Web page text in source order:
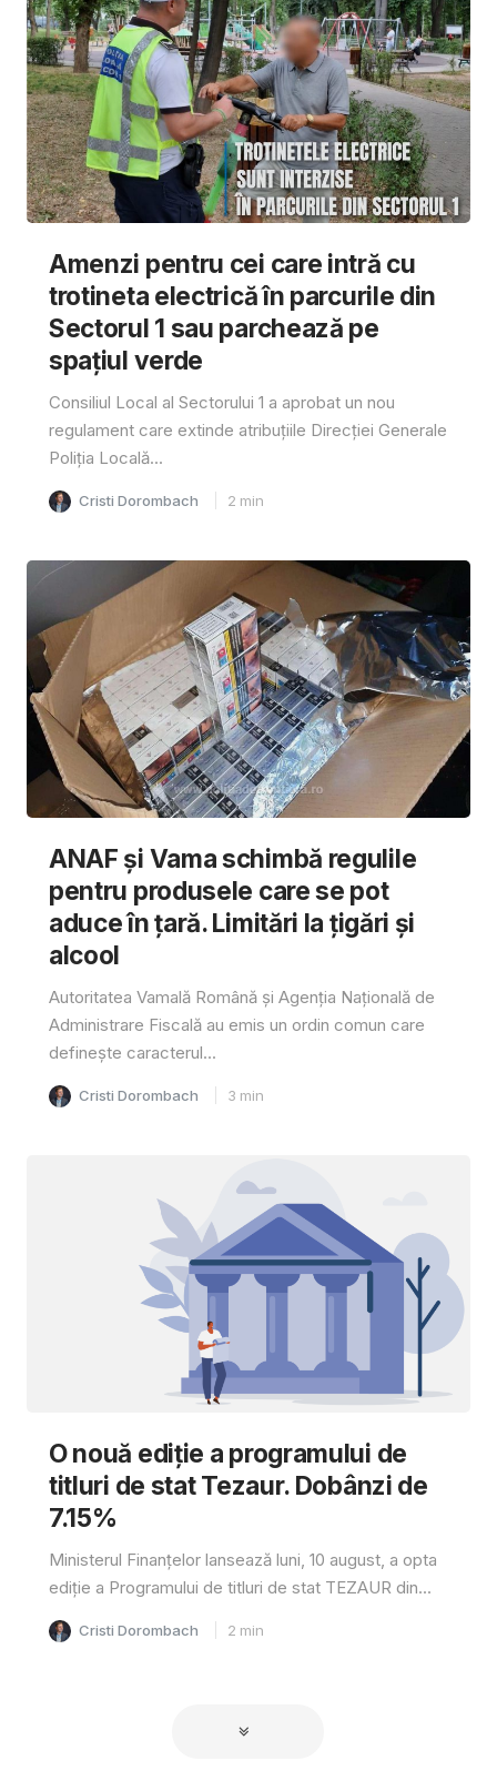
Amenzi pentru cei care intră cu
trotineta electrică în parcurile din
Sectorul 1 sau parchează pe
spațiul verde
Consiliul Local al Sectorului 1 a aprobat un nou
regulament care extinde atribuțiile Direcției Generale
Poliția Locală...
Cristi Dorombach 2 min
ANAF și Vama schimbă regulile
pentru produsele care se pot
aduce în țară. Limitări la țigări și
alcool
Autoritatea Vamală Română și Agenția Națională de
Administrare Fiscală au emis un ordin comun care
definește caracterul...
Cristi Dorombach 3 min
O nouă ediție a programului de
titluri de stat Tezaur. Dobânzi de
7.15%
Ministerul Finanțelor lansează luni, 10 august, a opta
ediție a Programului de titluri de stat TEZAUR din...
Cristi Dorombach 2 min